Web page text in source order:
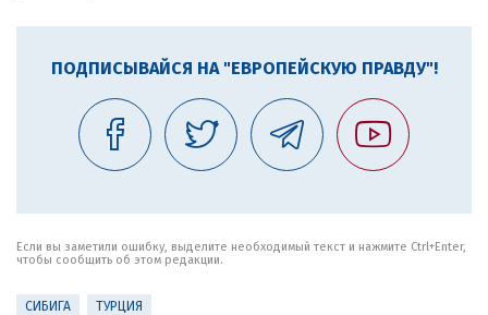
ПОДПИСЫВАЙСЯ НА "ЕВРОПЕЙСКУЮ ПРАВДУ"!
Если вы заметили ошибку, выделите необходимый текст и нажмите Ctrl+Enter,
чтобы сообщить об этом редакции.
СИБИГА ТУРЦИЯ